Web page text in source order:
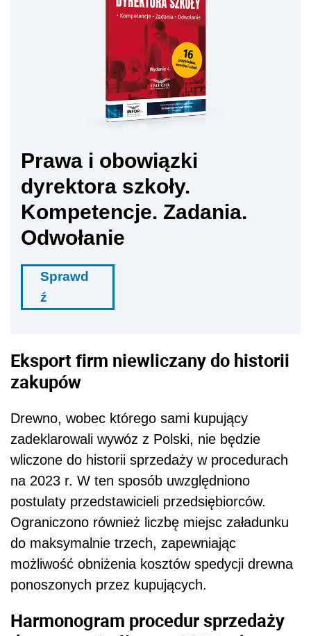
Prawa i obowiązki
dyrektora szkoły.
Kompetencje. Zadania.
Odwołanie
Sprawd
ź
Eksport firm niewliczany do historii
zakupów
Drewno, wobec którego sami kupujący
zadeklarowali wywóz z Polski, nie będzie
wliczone do historii sprzedaży w procedurach
na 2023 r. W ten sposób uwzględniono
postulaty przedstawicieli przedsiębiorców.
Ograniczono również liczbę miejsc załadunku
do maksymalnie trzech, zapewniając
możliwość obniżenia kosztów spedycji drewna
ponoszonych przez kupujących.
Harmonogram procedur sprzedaży